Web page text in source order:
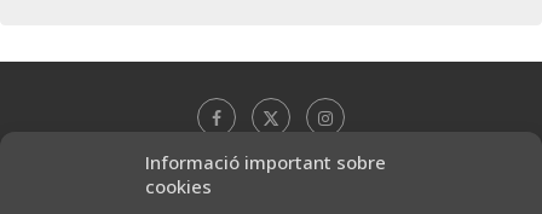
Informació important sobre
cookies